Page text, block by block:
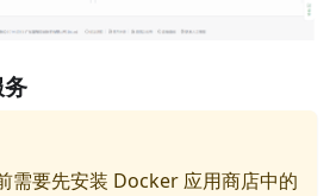
需要先安装 Docker 应用商店中的